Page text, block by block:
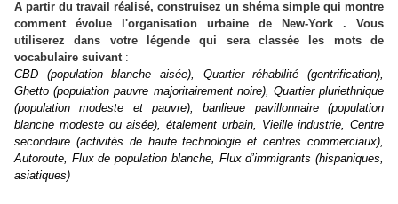
A partir du travail réalisé, construisez un shéma simple qui montre
comment évolue l'organisation urbaine de New-York . Vous
utiliserez dans votre légende qui sera classée les mots de
vocabulaire suivant:
CBD (population blanche aisée), Quartier réhabilité (gentrification),
Ghetto (population pauvre majoritairement noire), Quartier pluriethnique
(population modeste et pauvre), banlieue pavillonnaire (population
blanche modeste ou aisée), étalement urbain, Vieille industrie, Centre
secondaire (activités de haute technologie et centres commerciaux),
Autoroute, Flux de population blanche, Flux d’immigrants (hispaniques,
asiatiques)